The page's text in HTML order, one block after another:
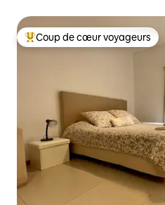
Coups de cœur voyageurs les
Coup de cœur voyageurs